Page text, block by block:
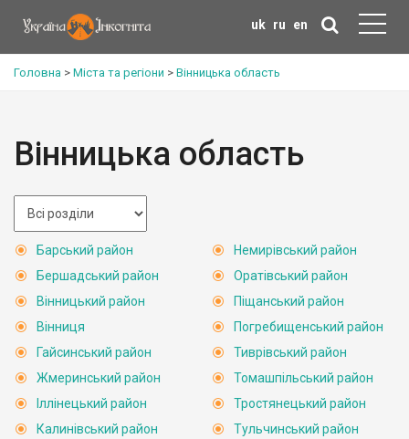
uk ru en
Головна > Міста та регіони > Вінницька область
Вінницька область
Барський район
Бершадський район
Вінницький район
Вінниця
Гайсинський район
Жмеринський район
Іллінецький район
Калинівський район
Немирівський район
Оратівський район
Піщанський район
Погребищенський район
Тиврівський район
Томашпільський район
Тростянецький район
Тульчинський район